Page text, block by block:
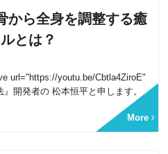
から全身を調整する癒
とは？
url="https://youtu.be/Cbtla4ZiroE"
開発者の 松本恒平と申します。
More